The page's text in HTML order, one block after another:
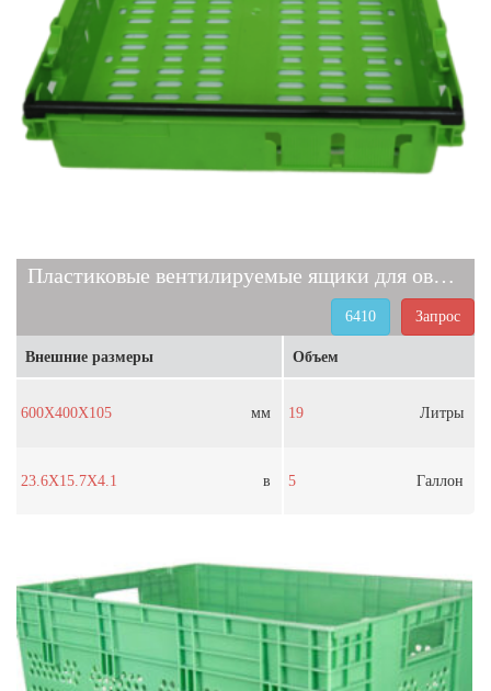
Пластиковые вентилируемые ящики для овощей и фруктов 6410
Запрос
6410
Внешние размеры
600X400X105 мм
23.6X15.7X4.1 в
Объем
19 Литры
5 Галлон